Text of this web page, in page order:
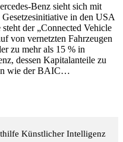
Benz sieht sich mit
in den USA
der „Connected Vehicle
von vernetzten Fahrzeugen
zu mehr als 15 % in
dessen Kapitalanteile zu
wie der BAIC…
Künstlicher Intelligenz